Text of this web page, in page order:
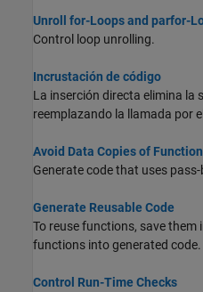
Unroll for-Loops and parfor-
Control loop unrolling.
Incrustación de código
La inserción directa elimina la
reemplazando la llamada por
Avoid Data Copies of
Generate code that uses
Generate Reusable Code
To reuse functions, save them
functions into generated code.
Control Run-Time Checks